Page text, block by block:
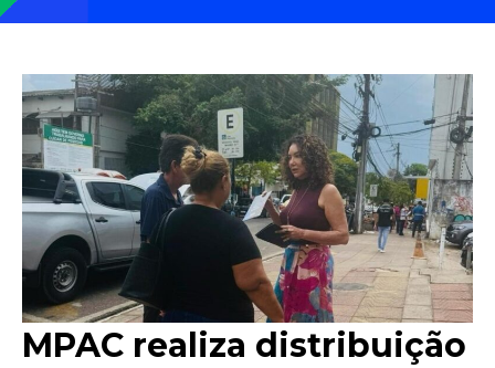
MPAC realiza distribuição